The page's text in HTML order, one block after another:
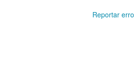
Reportar erro